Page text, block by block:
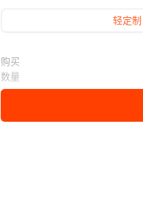
轻定制
购买
数量